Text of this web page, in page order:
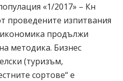
«1/2017» – Кн
проведените изпитвания
икономика продължи
методика. Бизнес
(туризъм,
сортове“ е